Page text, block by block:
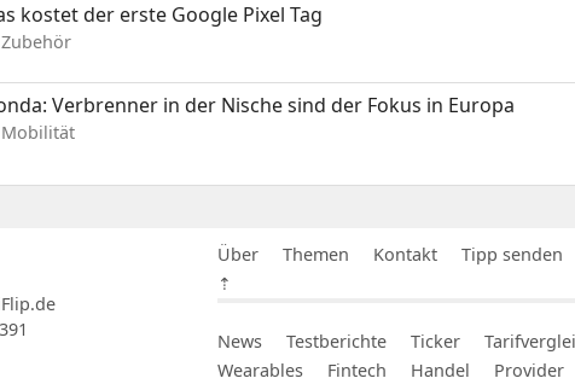
kostet der erste Google Pixel Tag
Verbrenner in der Nische sind der Fokus in Europa
Über Themen Kontakt Tipp senden
⇡
News Testberichte Ticker
Wearables
Fintech Handel Provider